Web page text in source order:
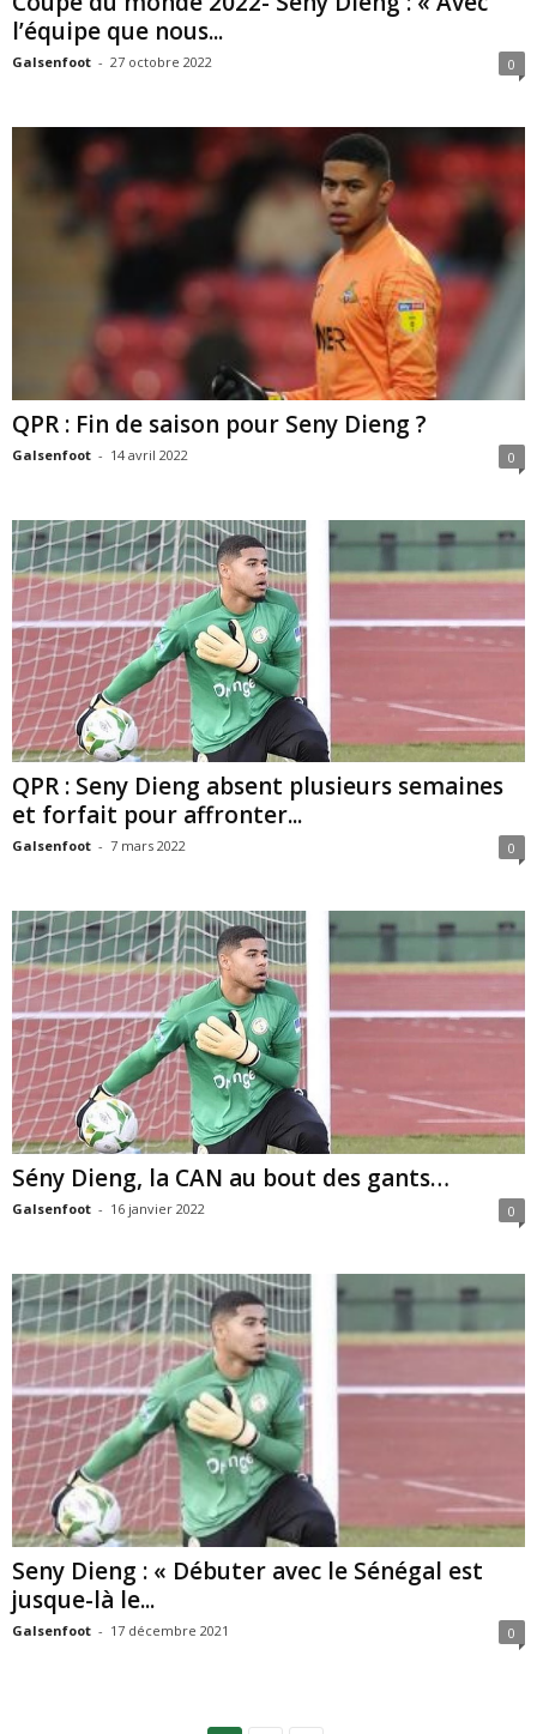
l’équipe que nous...
Galsenfoot - 27 octobre 2022 0
QPR : Fin de saison pour Seny Dieng ?
Galsenfoot - 14 avril 2022 0
QPR : Seny Dieng absent plusieurs semaines
et forfait pour affronter...
Galsenfoot - 7 mars 2022 0
Sény Dieng, la CAN au bout des gants…
Galsenfoot - 16 janvier 2022 0
Seny Dieng : « Débuter avec le Sénégal est
jusque-là le...
Galsenfoot - 17 décembre 2021 0